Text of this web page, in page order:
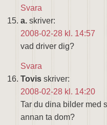
Svara
a. skriver:
2008-02-28 kl. 14:57
vad driver dig?
Svara
Tovis skriver:
2008-02-28 kl. 14:20
Tar du dina bilder med
annan ta dom?